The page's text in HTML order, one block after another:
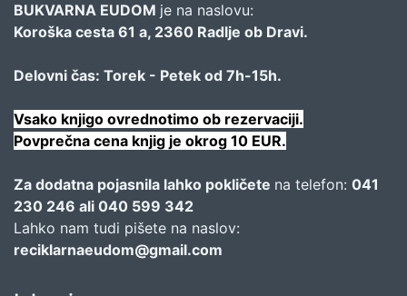
BUKVARNA EUDOM je na naslovu:
Koroška cesta 61 a, 2360 Radlje ob Dravi.
Delovni čas: Torek - Petek od 7h-15h.
Vsako knjigo ovrednotimo ob rezervaciji.
Povprečna cena knjig je okrog 10 EUR.
Za dodatna pojasnila lahko pokličete na telefon: 041
230 246 ali 040 599 342
Lahko nam tudi pišete na naslov:
reciklarnaeudom@gmail.com